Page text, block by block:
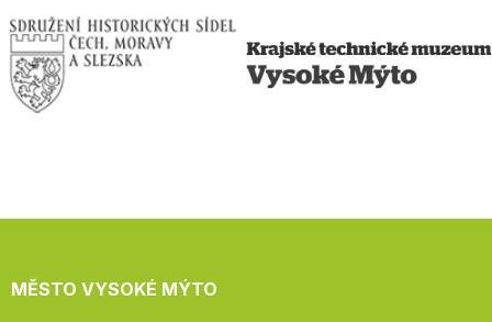
MĚSTO VYSOKÉ MÝTO